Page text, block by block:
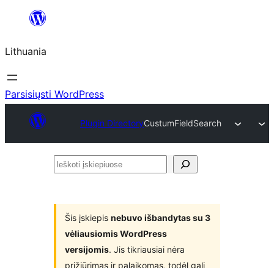
turinio
Lithuania
Parsisiųsti WordPress
Plugin DirectoryCustumFieldSearch
Ieškoti
Šis įskiepis nebuvo išbandytas su 3
vėliausiomis WordPress
versijomis. Jis tikriausiai nėra
prižiūrimas ir palaikomas, todėl gali